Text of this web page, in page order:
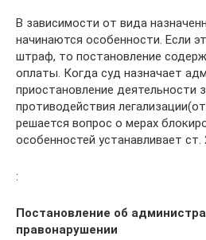
В зависимости от вида
начинаются особенности. Если
штраф, то постановление
оплаты. Когда суд назначает
приостановление деятельности
противодействия
решается вопрос о мерах
особенностей устанавливает
:
Постановление об
правонарушении